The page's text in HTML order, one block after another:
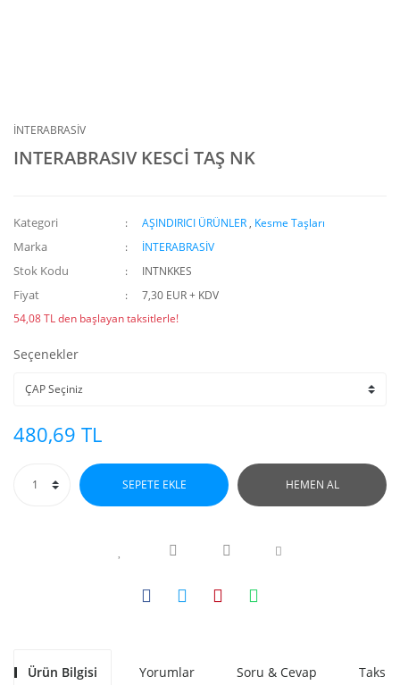
İNTERABRASİV
INTERABRASIV KESCİ TAŞ NK
Kategori AŞINDIRICI ÜRÜNLER , Kesme Taşları
Marka İNTERABRASİV
Stok Kodu INTNKKES
Fiyat
7,30 EUR + KDV
54,08 TL den başlayan taksitlerle!
Seçenekler
480,69 TL
SEPETE EKLE HEMEN AL
Ürün Bilgisi Yorumlar Soru & Cevap Taksit